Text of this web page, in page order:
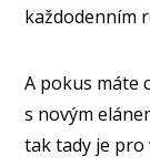
každodenním
A pokus máte
s novým
tak tady je pro